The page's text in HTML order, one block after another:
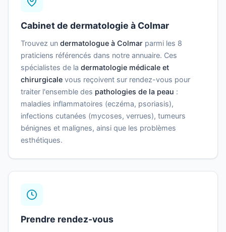
Cabinet de dermatologie à Colmar
Trouvez un dermatologue à Colmar parmi les 8
praticiens référencés dans notre annuaire. Ces
spécialistes de la dermatologie médicale et
chirurgicale vous reçoivent sur rendez-vous pour
traiter l'ensemble des pathologies de la peau :
maladies inflammatoires (eczéma, psoriasis),
infections cutanées (mycoses, verrues), tumeurs
bénignes et malignes, ainsi que les problèmes
esthétiques.
Prendre rendez-vous